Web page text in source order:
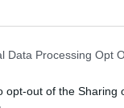
Data Processing Opt
opt-out of the Sharing